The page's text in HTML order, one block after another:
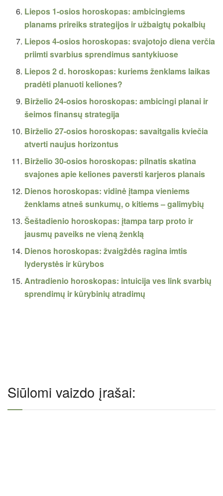
Liepos 1-osios horoskopas: ambicingiems
planams prireiks strategijos ir užbaigtų pokalbių
Liepos 4-osios horoskopas: svajotojo diena verčia
priimti svarbius sprendimus santykiuose
Liepos 2 d. horoskopas: kuriems ženklams laikas
pradėti planuoti keliones?
Birželio 24-osios horoskopas: ambicingi planai ir
šeimos finansų strategija
Birželio 27-osios horoskopas: savaitgalis kviečia
atverti naujus horizontus
Birželio 30-osios horoskopas: pilnatis skatina
svajones apie keliones paversti karjeros planais
Dienos horoskopas: vidinė įtampa vieniems
ženklams atneš sunkumų, o kitiems – galimybių
Šeštadienio horoskopas: įtampa tarp proto ir
jausmų paveiks ne vieną ženklą
Dienos horoskopas: žvaigždės ragina imtis
lyderystės ir kūrybos
Antradienio horoskopas: intuicija ves link svarbių
sprendimų ir kūrybinių atradimų
Siūlomi vaizdo įrašai: